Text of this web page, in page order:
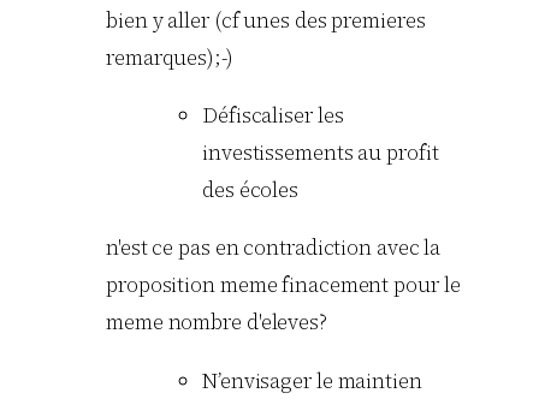
bien y aller (cf unes des premieres
remarques);-)
Défiscaliser les
investissements au profit
des écoles
n'est ce pas en contradiction avec la
proposition meme finacement pour le
meme nombre d'eleves?
N’envisager le maintien